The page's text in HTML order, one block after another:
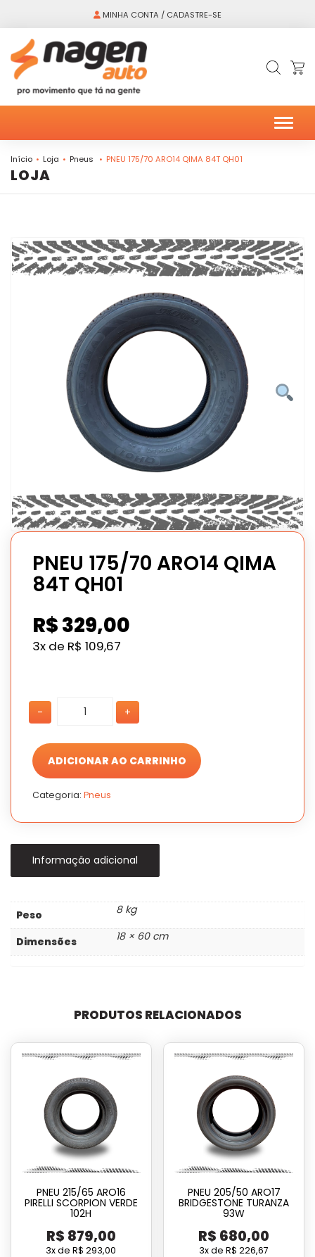
MINHA CONTA / CADASTRE-SE
Início Loja Pneus PNEU 175/70 ARO14 QIMA 84T QH01
LOJA
PNEU 175/70 ARO14 QIMA
84T QH01
R$329,00
3x de R$ 109,67
PNEU
175/70
QIMA
84T
QH01
quantidade
PNEU
175/70
QIMA
84T
QH01
quantidade
+
-
ADICIONAR AO CARRINHO
Categoria: Pneus
Informação adicional
Peso 8 kg
Dimensões 18 × 60 cm
PRODUTOS RELACIONADOS
PNEU 215/65 ARO16
PIRELLI SCORPION VERDE
102H
R$ 879,00
3x deR$ 293,00
PNEU 205/50 ARO17
BRIDGESTONE TURANZA
93W
R$ 680,00
3x deR$ 226,67